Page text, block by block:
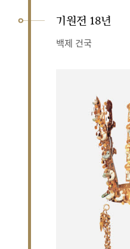
기원전 18년
백제 건국